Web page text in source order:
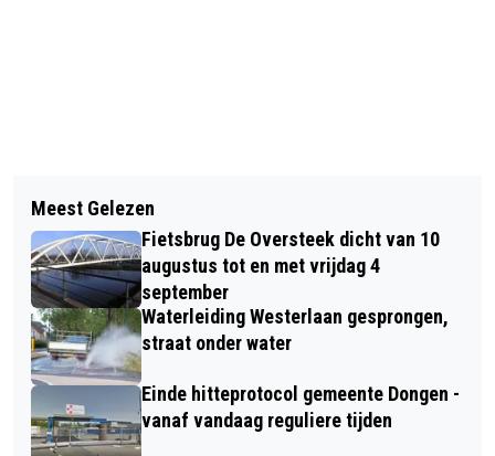
TWEE PODIUMPLAATSEN VOOR LARS
WETERINGS TIJDENS LEERZAAM
SUPERMOTOWEEKEND IN VELDHOVEN
DONGENS DARTS COMPETITIE
Meest Gelezen
Fietsbrug De Oversteek dicht van 10
augustus tot en met vrijdag 4
september
Waterleiding Westerlaan gesprongen,
straat onder water
Einde hitteprotocol gemeente Dongen -
vanaf vandaag reguliere tijden